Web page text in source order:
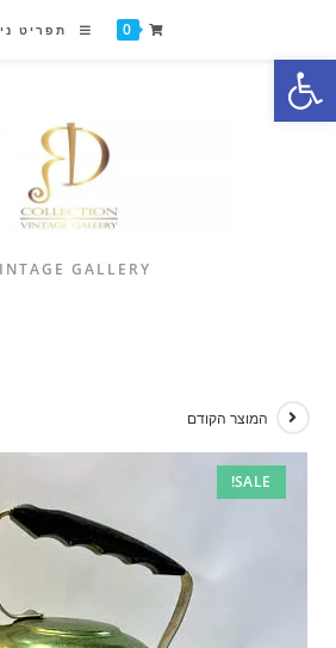
פתח סרגל נגישות
0 תפריט
GALLERY
SALE!
המוצר הקודם